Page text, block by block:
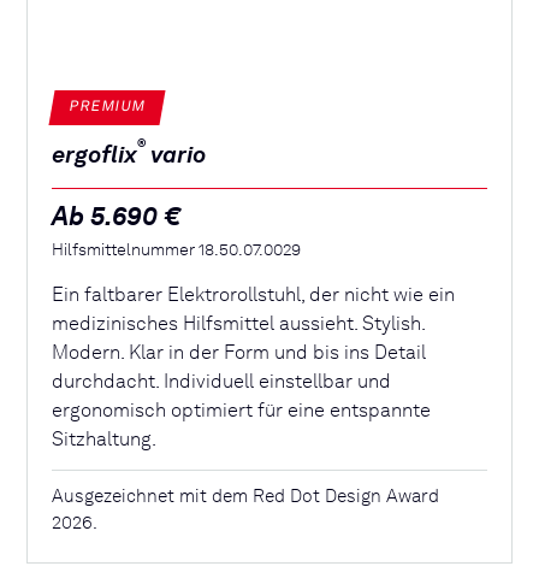
PREMIUM
ergoflix® vario
Ab 5.690 €
Hilfsmittelnummer 18.50.07.0029
Ein faltbarer Elektrorollstuhl, der nicht wie ein
medizinisches Hilfsmittel aussieht. Stylish.
Modern. Klar in der Form und bis ins Detail
durchdacht. Individuell einstellbar und
ergonomisch optimiert für eine entspannte
Sitzhaltung.
Ausgezeichnet mit dem Red Dot Design Award
2026.